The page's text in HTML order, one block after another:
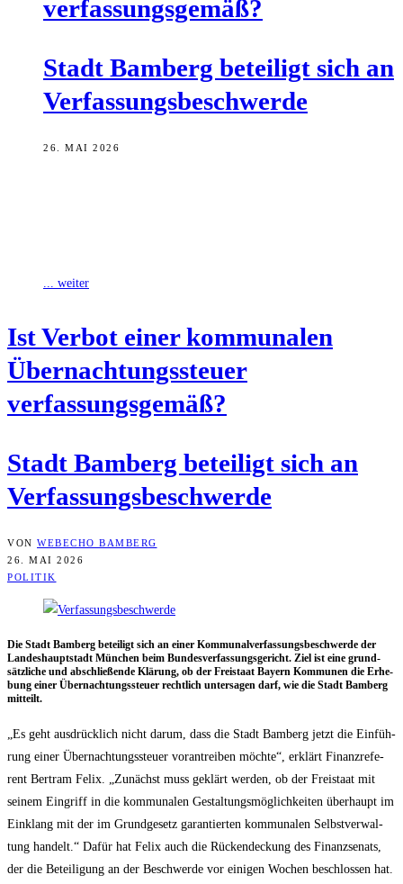
verfassungsgemäß?
Stadt Bam­berg betei­ligt sich an
Verfassungsbeschwerde
26. MAI 2026
... weiter
Ist Ver­bot einer kom­mu­na­len
Über­nach­tungs­steu­er
verfassungsgemäß?
Stadt Bam­berg betei­ligt sich an
Verfassungsbeschwerde
VON WEBECHO BAMBERG
26. MAI 2026
POLITIK
Die Stadt Bam­berg betei­ligt sich an einer Kom­mu­nal­ver­fas­sungs­be­schwer­de der
Lan­des­haupt­stadt Mün­chen beim Bun­des­ver­fas­sungs­ge­richt. Ziel ist eine grund­
sätz­li­che und abschlie­ßen­de Klä­rung, ob der Frei­staat Bay­ern Kom­mu­nen die Erhe­
bung einer Über­nach­tungs­steu­er recht­lich unter­sa­gen darf, wie die Stadt Bam­berg
mitteilt.
„Es geht aus­drück­lich nicht dar­um, dass die Stadt Bam­berg jetzt die Ein­füh­
rung einer Über­nach­tungs­steu­er vor­an­trei­ben möch­te“, erklärt Finanz­re­fe­
rent Bert­ram Felix. „Zunächst muss geklärt wer­den, ob der Frei­staat mit
sei­nem Ein­griff in die kom­mu­na­len Gestal­tungs­mög­lich­kei­ten über­haupt im
Ein­klang mit der im Grund­ge­setz garan­tier­ten kom­mu­na­len Selbst­ver­wal­
tung han­delt.“ Dafür hat Felix auch die Rücken­de­ckung des Finanz­se­nats,
der die Betei­li­gung an der Beschwer­de vor eini­gen Wochen beschlos­sen hat.